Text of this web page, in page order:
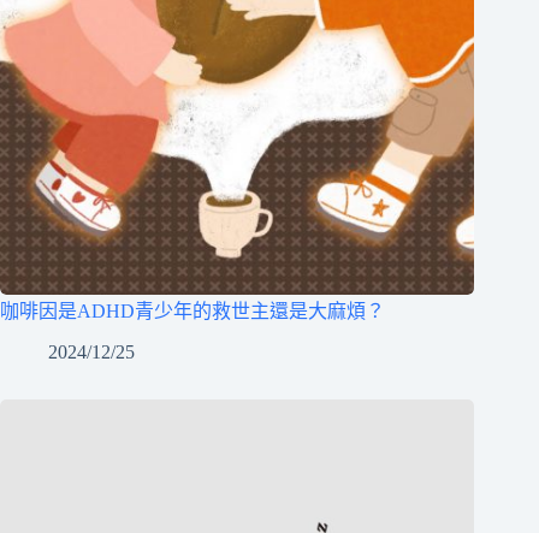
咖啡因是ADHD青少年的救世主還是大麻煩？
2024/12/25